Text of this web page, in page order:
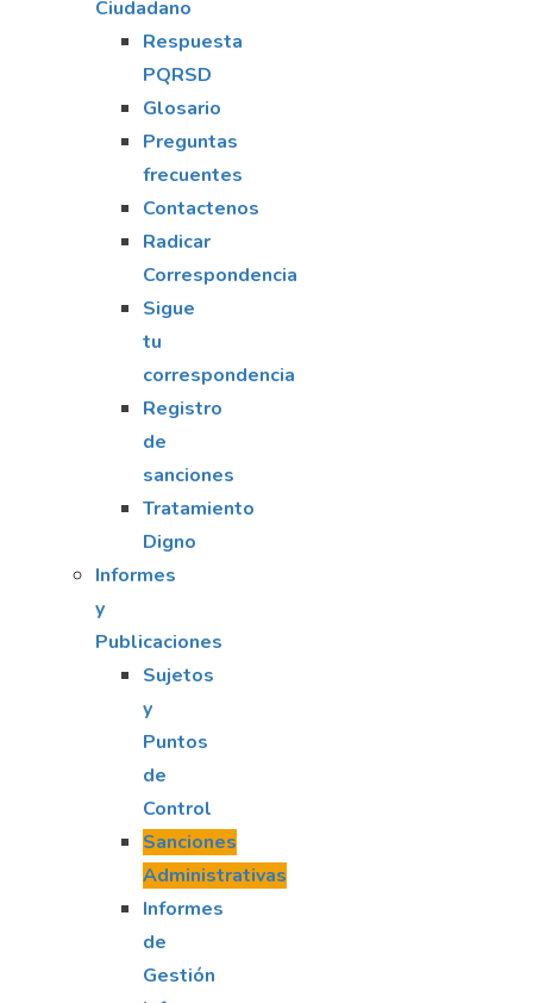
Ciudadano
Respuesta
PQRSD
Glosario
Preguntas
frecuentes
Contactenos
Radicar
Correspondencia
Sigue
tu
correspondencia
Registro
de
sanciones
Tratamiento
Digno
Informes
y
Publicaciones
Sujetos
y
Puntos
de
Control
Sanciones
Administrativas
Informes
de
Gestión